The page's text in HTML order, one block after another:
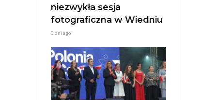
niezwykła sesja
fotograficzna w Wiedniu
3 dni ago